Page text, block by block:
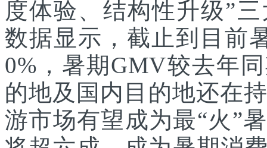
度体验、结构性升级”
数据显示，截止到目前
0%，暑期GMV较去年
的地及国内目的地还在
游市场有望成为最“火”